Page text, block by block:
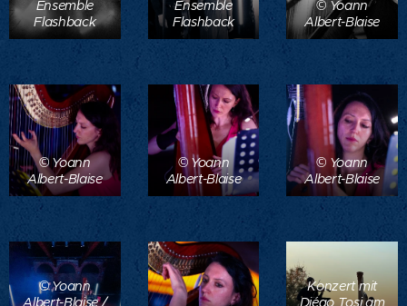
Ensemble
Flashback
Ensemble
Flashback
© Yoann
Albert-Blaise
© Yoann
Albert-Blaise
© Yoann
Albert-Blaise
© Yoann
Albert-Blaise
© Yoann
Albert-Blaise /
Konzert mit
Diégo Tosi am